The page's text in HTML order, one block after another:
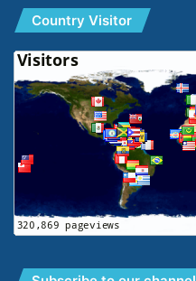
Country Visitor